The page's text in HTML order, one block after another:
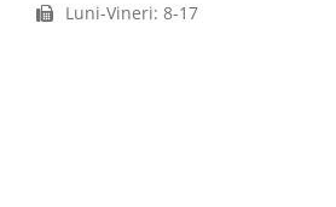
Luni-Vineri: 8-17